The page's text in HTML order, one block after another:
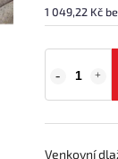
1 049,22 Kč
Venkovní